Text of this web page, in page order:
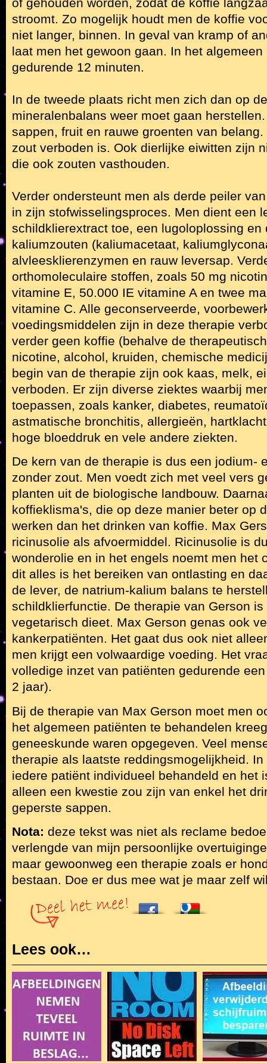
of gehouden worden, zodat de koffie
stroomt. Zo mogelijk houdt men de koffie
niet langer, binnen. In geval van kramp of
laat men het gewoon gaan. In het
gedurende 12 minuten.
In de tweede plaats richt men zich dan op
mineralenbalans weer moet gaan
sappen, fruit en rauwe groenten van
zout verboden is. Ook dierlijke eiwitten zijn
die ook zouten vasthouden.
Verder ondersteunt men als derde peiler
in zijn stofwisselingsproces. Men dient een
schildklierextract toe, een lugoloplossing en
kaliumzouten (kaliumacetaat,
alvleesklierenzymen en rauw leversap.
orthomoleculaire stoffen, zoals 50 mg
vitamine E, 50.000 IE vitamine A en twee
vitamine C. Alle geconserveerde,
voedingsmiddelen zijn in deze therapie
verder geen koffie (behalve de
nicotine, alcohol, kruiden, chemische
begin van de therapie zijn ook kaas, melk,
verboden. Er zijn diverse ziektes waarbij
toepassen, zoals kanker, diabetes,
astmatische bronchitis, allergieën,
hoge bloeddruk en vele andere ziekten.
De kern van de therapie is dus een jodium-
zonder zout. Men voedt zich met veel vers
planten uit de biologische landbouw.
koffieklisma's, die op deze manier beter op
werken dan het drinken van koffie. Max
ricinusolie als afvoermiddel. Ricinusolie is
wonderolie en in het engels noemt men het
dit alles is het bereiken van ontlasting en
de lever, de natrium-kalium balans te
schildklierfunctie. De therapie van Gerson
vegetarisch dieet. Max Gerson genas ook
kankerpatiënten. Het gaat dus ook niet
men krijgt een volwaardige voeding. Het
volledige inzet van patiënten gedurende
2 jaar).
Bij de therapie van Max Gerson moet men
het algemeen patiënten te behandelen
geneeskunde waren opgegeven. Veel
therapie als laatste reddingsmogelijkheid.
iedere patiënt individueel behandeld en het
alleen een kwestie zou zijn van enkel het
geperste sappen.
Nota: deze tekst was niet als reclame
verlengde van mijn persoonlijke
maar gewoonweg een therapie zoals er
bestaan. Doe er dus mee wat je maar zelf
Lees ook…